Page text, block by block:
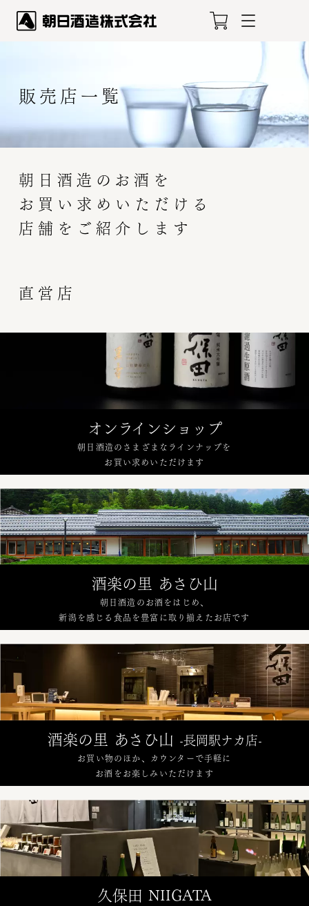
販売店一覧
朝日酒造のお酒を
お買い求めいただける
店舗をご紹介します
直営店
オンラインショップ
朝日酒造のさまざまなラインナップを
お買い求めいただけます
酒楽の里 あさひ山
朝日酒造のお酒をはじめ、
新潟を感じる食品を豊富に取り揃えたお店です
酒楽の里 あさひ山 -長岡駅ナカ店-
お買い物のほか、カウンターで手軽に
お酒をお楽しみいただけます
久保田 NIIGATA